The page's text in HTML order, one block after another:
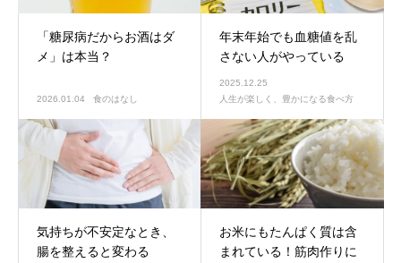
「糖尿病だからお酒はダ
メ」は本当？
2026.01.04 食のはなし
年末年始でも血糖値を乱
さない人がやっている
2025.12.25
人生が楽しく、豊かになる食べ方
気持ちが不安定なとき、
腸を整えると変わる
お米にもたんぱく質は含
まれている！筋肉作りに